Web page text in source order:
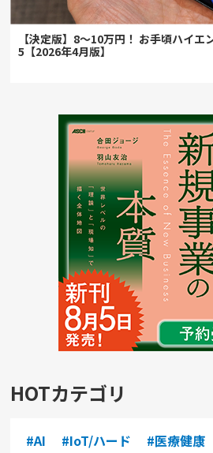
【決定版】8～10万円！ お手頃ハイエ
5【2026年4月版】
HOTカテゴリ
#AI #IoT/ハード #医療健康